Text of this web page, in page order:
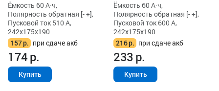
Ёмкость 60 А·ч,
Полярность обратная [- +],
Пусковой ток 510 А,
242x175x190
157р. при сдаче акб
174р.
Купить
Ёмкость 60 А·ч,
Полярность обратная [- +],
Пусковой ток 600 А,
242x175x190
216р. при сдаче акб
233р.
Купить